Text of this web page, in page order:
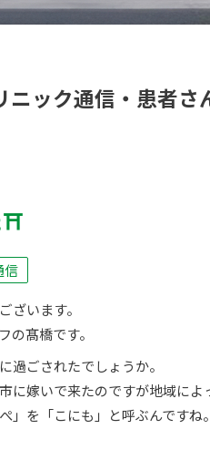
ニック通信・患者さ
⛩
信
ざいます。
の髙橋です。
過ごされたでしょうか。
に嫁いで来たのですが地域に
」を「こにも」と呼ぶんです